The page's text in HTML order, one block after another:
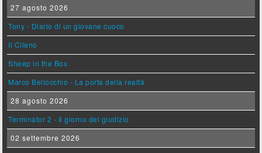
27 agosto 2026
Tony - Diario di un giovane cuoco
Il Cileno
Sheep in the Box
Marco Bellocchio - La porta della realtà
28 agosto 2026
Terminator 2 - Il giorno del giudizio
02 settembre 2026